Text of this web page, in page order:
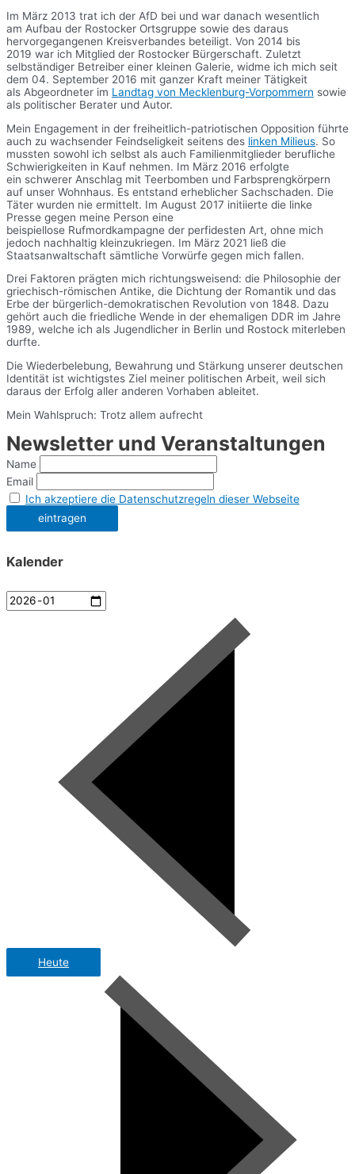
Im März 2013 trat ich der AfD bei und war danach wesentlich
am Aufbau der Rostocker Ortsgruppe sowie des daraus
hervorgegangenen Kreisverbandes beteiligt. Von 2014 bis
2019 war ich Mitglied der Rostocker Bürgerschaft. Zuletzt
selbständiger Betreiber einer kleinen Galerie, widme ich mich seit
dem 04. September 2016 mit ganzer Kraft meiner Tätigkeit
als Abgeordneter im Landtag von Mecklenburg-Vorpommern sowie
als politischer Berater und Autor.
Mein Engagement in der freiheitlich-patriotischen Opposition führte
auch zu wachsender Feindseligkeit seitens des linken Milieus. So
mussten sowohl ich selbst als auch Familienmitglieder berufliche
Schwierigkeiten in Kauf nehmen. Im März 2016 erfolgte
ein schwerer Anschlag mit Teerbomben und Farbsprengkörpern
auf unser Wohnhaus. Es entstand erheblicher Sachschaden. Die
Täter wurden nie ermittelt. Im August 2017 initiierte die linke
Presse gegen meine Person eine
beispiellose Rufmordkampagne der perfidesten Art, ohne mich
jedoch nachhaltig kleinzukriegen. Im März 2021 ließ die
Staatsanwaltschaft sämtliche Vorwürfe gegen mich fallen.
Drei Faktoren prägten mich richtungsweisend: die Philosophie der
griechisch-römischen Antike, die Dichtung der Romantik und das
Erbe der bürgerlich-demokratischen Revolution von 1848. Dazu
gehört auch die friedliche Wende in der ehemaligen DDR im Jahre
1989, welche ich als Jugendlicher in Berlin und Rostock miterleben
durfte.
Die Wiederbelebung, Bewahrung und Stärkung unserer deutschen
Identität ist wichtigstes Ziel meiner politischen Arbeit, weil sich
daraus der Erfolg aller anderen Vorhaben ableitet.
Mein Wahlspruch: Trotz allem aufrecht
Newsletter und Veranstaltungen
Name
Email
Ich akzeptiere die Datenschutzregeln dieser Webseite
Kalender
Heute